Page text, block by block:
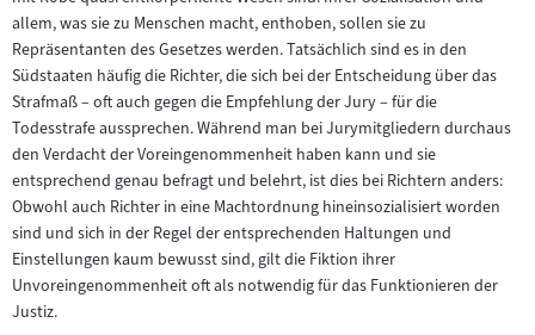
allem, was sie zu Menschen macht, enthoben, sollen sie zu
Repräsentanten des Gesetzes werden. Tatsächlich sind es in den
Südstaaten häufig die Richter, die sich bei der Entscheidung über das
Strafmaß – oft auch gegen die Empfehlung der Jury – für die
Todesstrafe aussprechen. Während man bei Jurymitgliedern durchaus
den Verdacht der Voreingenommenheit haben kann und sie
entsprechend genau befragt und belehrt, ist dies bei Richtern anders:
Obwohl auch Richter in eine Machtordnung hineinsozialisiert worden
sind und sich in der Regel der entsprechenden Haltungen und
Einstellungen kaum bewusst sind, gilt die Fiktion ihrer
Unvoreingenommenheit oft als notwendig für das Funktionieren der
Justiz.